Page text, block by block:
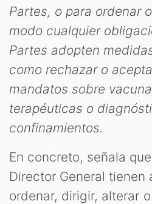
Partes, o para ordenar
modo cualquier
Partes adopten
como rechazar o
mandatos sobre
terapéuticas o
confinamientos.
En concreto, señala
Director General tienen
ordenar, dirigir, alterar